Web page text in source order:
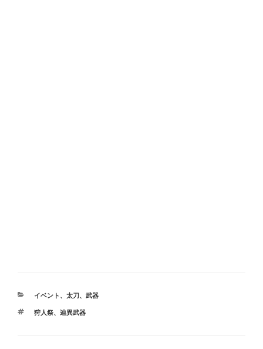
カ
ゴ
イベント 、 太刀、 武器
タ
狩人祭、 辿異武器